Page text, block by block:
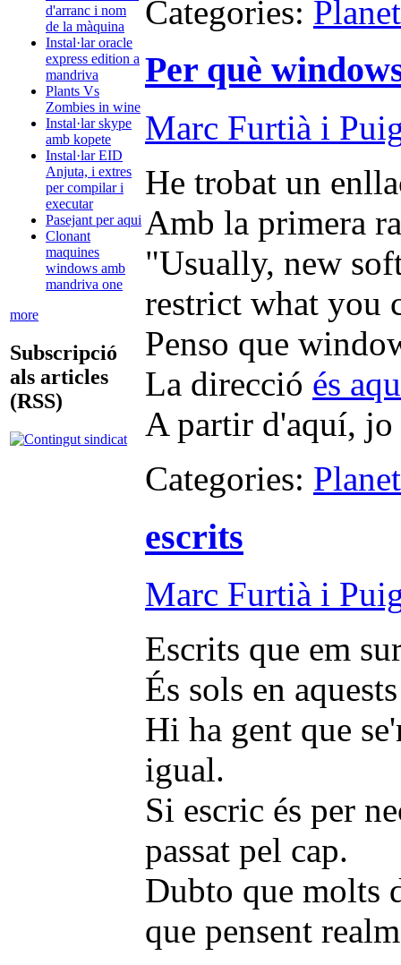
d'arranc i nom
de la màquina
Instal·lar oracle
express edition a
mandriva
Plants Vs
Zombies in wine
Instal·lar skype
amb kopete
Instal·lar EID
Anjuta, i extres
per compilar i
executar
Pasejant per aqui
Clonant
maquines
windows amb
mandriva one
more
Subscripció
als articles
(RSS)
Categories:
Per què
Marc Furtià i
He trobat un
Amb la primera
"Usually, new
restrict what you
Penso que
La direcció és
A partir d'aquí,
Categories:
escrits
Marc Furtià i
Escrits que em
És sols en
Hi ha gent que
igual.
Si escric és per
passat pel cap.
Dubto que molts
que pensent